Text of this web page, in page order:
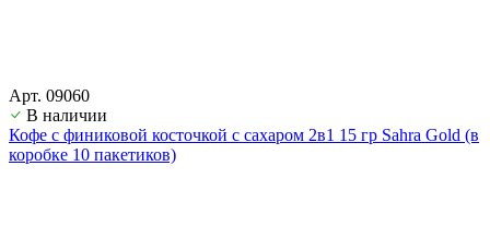
Арт. 09060
В наличии
Кофе с финиковой косточкой с сахаром 2в1 15 гр Sahra Gold (в
коробке 10 пакетиков)